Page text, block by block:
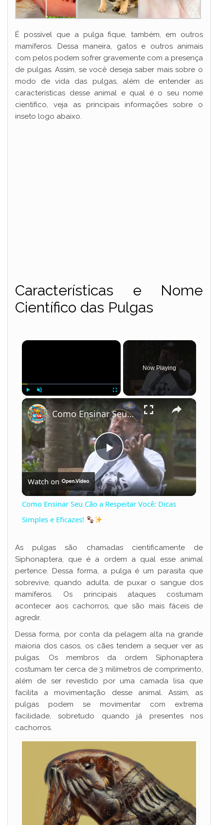
É possível que a pulga fique, também, em outros
mamíferos. Dessa maneira, gatos e outros animais
com pelos podem sofrer gravemente com a presença
de pulgas. Assim, se você deseja saber mais sobre o
modo de vida das pulgas, além de entender as
características desse animal e qual é o seu nome
científico, veja as principais informações sobre o
inseto logo abaixo.
Características e Nome
Científico das Pulgas
×
Now Playing
×
P
l
y
V
i
d
e
o
Como Ensinar Seu Cão a Respeitar Você: Dicas Simples e Eficazes!
Watch on
Como Ensinar Seu Cão a Respeitar Você: Dicas
Simples e Eficazes!
As pulgas são chamadas cientificamente de
Siphonaptera, que é a ordem a qual esse animal
pertence. Dessa forma, a pulga é um parasita que
sobrevive, quando adulta, de puxar o sangue dos
mamíferos. Os principais ataques costumam
acontecer aos cachorros, que são mais fáceis de
agredir.
Dessa forma, por conta da pelagem alta na grande
maioria dos casos, os cães tendem a sequer ver as
pulgas. Os membros da ordem Siphonaptera
costumam ter cerca de 3 milímetros de comprimento,
além de ser revestido por uma camada lisa que
facilita a movimentação desse animal. Assim, as
pulgas podem se movimentar com extrema
facilidade, sobretudo quando já presentes nos
cachorros.